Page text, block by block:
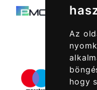
Az
hogy